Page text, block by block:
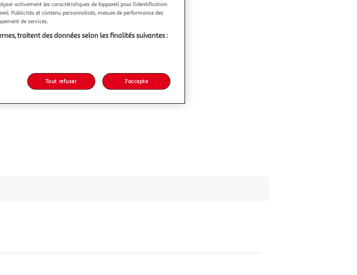
activement les caractéristiques de l’appareil pour l’identification.
Publicités et contenu personnalisés, mesure de performance des
de services.
traitent des données selon les finalités suivantes :
Tout refuser J'accepte